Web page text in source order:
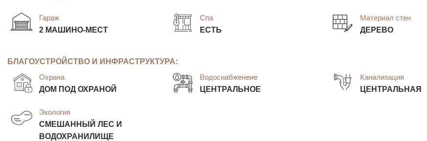
Гараж
2 МАШИНО-МЕСТ
Спа
ЕСТЬ
Материал стен
ДЕРЕВО
БЛАГОУСТРОЙСТВО И ИНФРАСТРУКТУРА:
Охрана
ДОМ ПОД ОХРАНОЙ
Водоснабженеие
ЦЕНТРАЛЬНОЕ
Канализация
ЦЕНТРАЛЬНАЯ
Экология
СМЕШАННЫЙ ЛЕС И
ВОДОХРАНИЛИЩЕ